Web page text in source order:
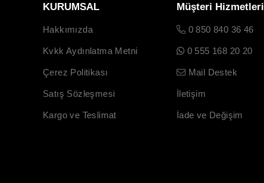
KURUMSAL
Hakkımızda
Kvkk Aydınlatma Metni
Çerez Politikası
Satış Sözleşmesi
Kargo ve Teslimat
Müşteri Hizmetleri
0 850 840 36 46
0 555 168 20 20
Mail Destek
İletişim
İade ve Değişim